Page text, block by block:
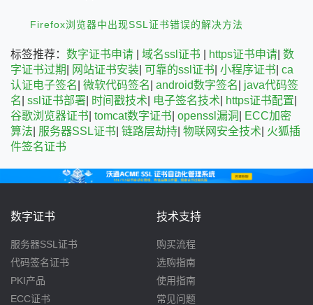
Firefox浏览器中出现SSL证书错误的解决方法
标签推荐：数字证书申请 |域名ssl证书 https证书申请 |数
字证书过期
网站证书安装 可靠的ssl证书 |小程序证书 |ca
认证电子签名 |微软代码签名 |android数字签名
java代码签
名 |ssl证书部署 时间戳技术 电子签名技术 https证书配置
谷歌浏览器证书 |tomcat数字证书 |openssl漏洞
ECC加密
算法 服务器SSL证书 |链路层劫持 |物联网安全技术 火狐插
件签名证书
数字证书
服务器SSL证书
代码签名证书
PKI产品
ECC证书
技术支持
购买流程
选购指南
使用指南
常见问题